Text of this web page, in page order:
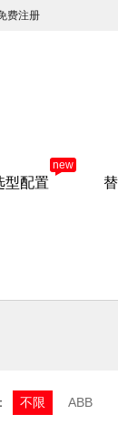
费注册
型配置
new
不限 ABB